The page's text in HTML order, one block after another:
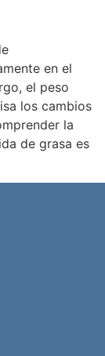
en el
el peso
los cambios
la
de grasa es